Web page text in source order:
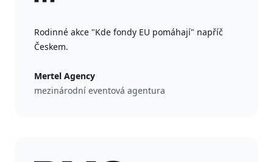
Rodinné akce "Kde fondy EU pomáhají" napříč
Českem.
Mertel Agency
mezinárodní eventová agentura